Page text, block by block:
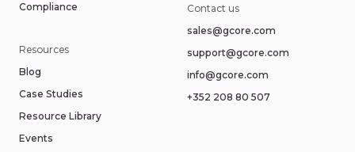
Resources
Blog
Case Studies
Resource Library
Events
Compliance
Contact us
sales@gcore.com
support@gcore.com
info@gcore.com
+352 208 80 507